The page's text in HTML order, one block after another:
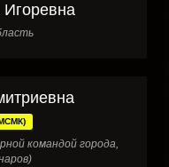
Игоревна
командой города,